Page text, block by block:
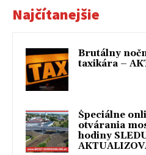
Najčítanejšie
Brutálny
taxikára –
Špeciálne
otvárania
hodiny